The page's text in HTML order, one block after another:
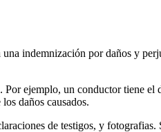
indemnización por daños y
ejemplo, un conductor tiene el
daños causados.
de testigos, y